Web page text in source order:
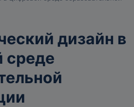
дизайн в
среде